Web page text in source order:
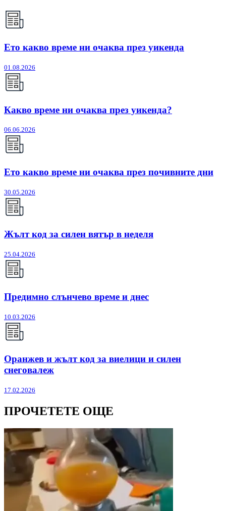
Ето какво време ни очаква през уикенда
01.08.2026
Какво време ни очаква през уикенда?
06.06.2026
Ето какво време ни очаква през почивните дни
30.05.2026
Жълт код за силен вятър в неделя
25.04.2026
Предимно слънчево време и днес
10.03.2026
Оранжев и жълт код за виелици и силен
снеговалеж
17.02.2026
ПРОЧЕТЕТЕ ОЩЕ